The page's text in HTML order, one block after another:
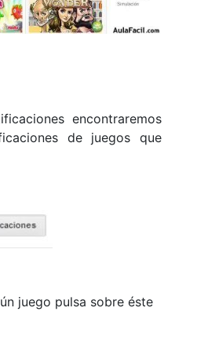
encontraremos
de juegos que
juego pulsa sobre éste